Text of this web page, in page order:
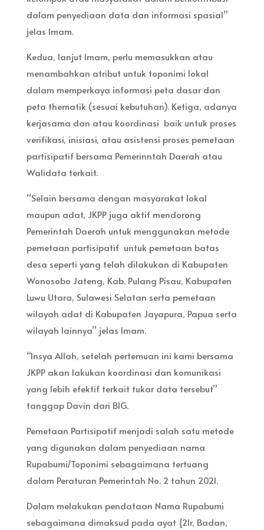
dalam penyediaan data dan informasi spasial”
jelas Imam.
Kedua, lanjut Imam, perlu memasukkan atau
menambahkan atribut untuk toponimi lokal
dalam memperkaya informasi peta dasar dan
peta thematik (sesuai kebutuhan). Ketiga, adanya
kerjasama dan atau koordinasi baik untuk proses
verifikasi, inisiasi, atau asistensi proses pemetaan
partisipatif bersama Pemerinntah Daerah atau
Walidata terkait.
“Selain bersama dengan masyarakat lokal
maupun adat, JKPP juga aktif mendorong
Pemerintah Daerah untuk menggunakan metode
pemetaan partisipatif untuk pemetaan batas
desa seperti yang telah dilakukan di Kabupaten
Wonosobo Jateng, Kab. Pulang Pisau, Kabupaten
Luwu Utara, Sulawesi Selatan serta pemetaan
wilayah adat di Kabupaten Jayapura, Papua serta
wilayah lainnya” jelas Imam.
“Insya Allah, setelah pertemuan ini kami bersama
JKPP akan lakukan koordinasi dan komunikasi
yang lebih efektif terkait tukar data tersebut”
tanggap Davin dari BIG.
Pemetaan Partisipatif menjadi salah satu metode
yang digunakan dalam penyediaan nama
Rupabumi/Toponimi sebagaimana tertuang
dalam Peraturan Pemerintah No. 2 tahun 2021.
Dalam melakukan pendataan Nama Rupabumi
sebagaimana dimaksud pada ayat {2lr, Badan,